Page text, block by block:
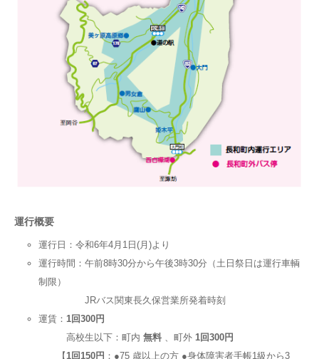
運行概要
運行日：令和6年4月1日(月)より
運行時間：午前8時30分から午後3時30分（土日祭日は運行車輌
制限）
JRバス関東長久保営業所発着時刻
運賃： 1回300円
高校生以下：町内 無料、町外 1回300円
【1回150円 ：●75 歳以上の方 ●身体障害者手帳1級から3